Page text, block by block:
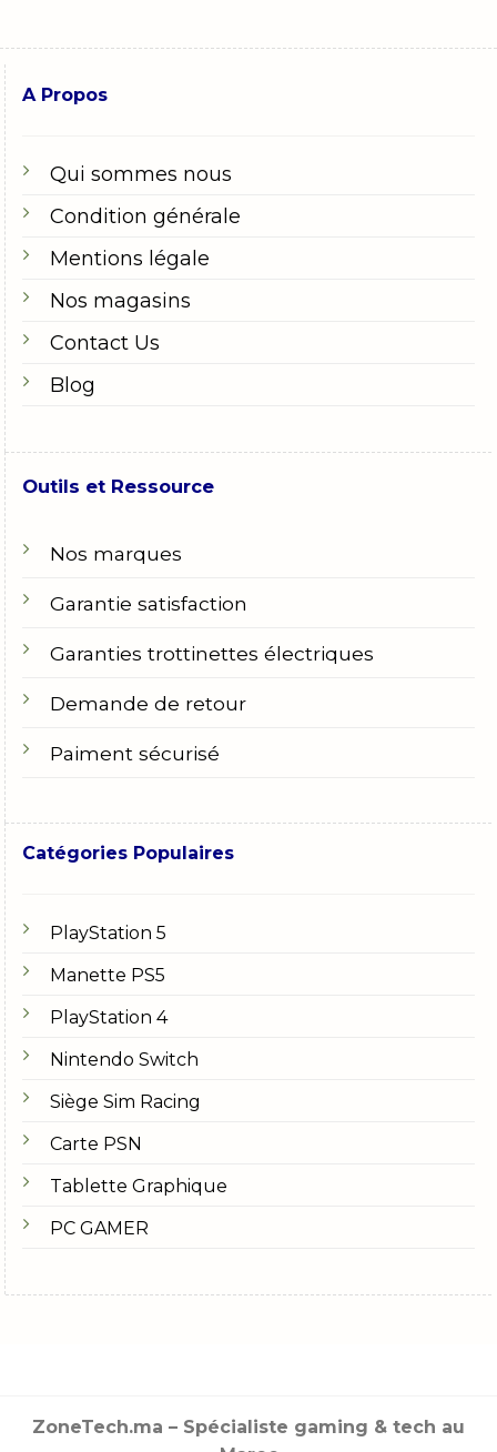
A Propos
Qui sommes nous
Condition générale
Mentions légale
Nos magasins
Contact Us
Blog
Outils et Ressource
Nos marques
Garantie satisfaction
Garanties trottinettes électriques
Demande de retour
Paiment sécurisé
Catégories Populaires
PlayStation 5
Manette PS5
PlayStation 4
Nintendo Switch
Siège Sim Racing
Carte PSN
Tablette Graphique
PC GAMER
ZoneTech.ma – Spécialiste gaming & tech au